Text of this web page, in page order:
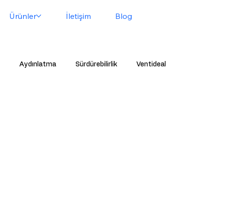
Ürünler İletişim Blog
Aydınlatma Sürdürebilirlik Ventideal